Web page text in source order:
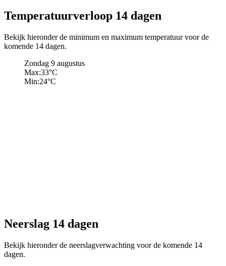
Temperatuurverloop 14 dagen
Bekijk hieronder de minimum en maximum temperatuur voor de
komende 14 dagen.
Zondag 9 augustus
Max:33°C
Min:24°C
Neerslag 14 dagen
Bekijk hieronder de neerslagverwachting voor de komende 14
dagen.